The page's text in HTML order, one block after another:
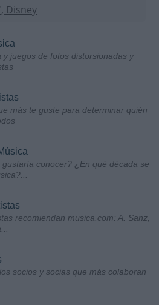
Disney
y juegos de fotos distorsionadas y
más te guste para determinar quién
gustaría conocer? ¿En qué década se
recomiendan musica.com: A. Sanz,
socios y socias que más colaboran